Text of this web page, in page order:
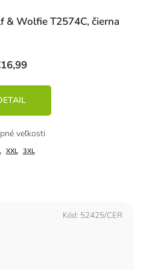
& Wolfie T2574C, čierna
XXL 3XL
Kód: 52425/CER